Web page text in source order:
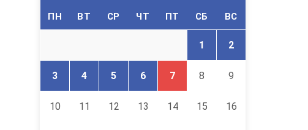
ПН ВТ СР ЧТ ПТ СБ ВС
1 2
3 4 5 6 7 8 9
10 11 12 13 14 15 16